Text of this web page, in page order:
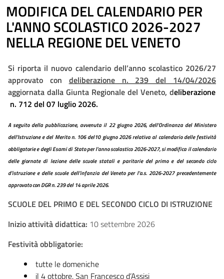
MODIFICA DEL CALENDARIO PER
L'ANNO SCOLASTICO 2026-2027
NELLA REGIONE DEL VENETO
Si riporta il nuovo calendario dell’anno scolastico 2026/27
approvato con deliberazione n. 239 del 14/04/2026
aggiornata dalla Giunta Regionale del Veneto, deliberazione
n. 712 del 07 luglio 2026.
A seguito della pubblicazione, avvenuta il 22 giugno 2026, dell’Ordinanza del Ministero
dell’Istruzione e del Merito n. 106 del10 giugno 2026 relativa al calendario delle festività
obbligatorie e degli Esami di Stato per l’anno scolastico 2026-2027, si modifica il calendario
delle giornate di lezione delle scuole statali e paritarie del primo e del secondo ciclo
d’istruzione e delle scuole dell’infanzia del Veneto per l’a.s. 2026-2027 precedentemente
approvato con DGR n. 239 del 14 aprile 2026.
SCUOLE DEL PRIMO E DEL SECONDO CICLO DI ISTRUZIONE
Inizio attività didattica: 10 settembre 2026
Festività obbligatorie:
tutte le domeniche
il 4 ottobre, San Francesco d’Assisi